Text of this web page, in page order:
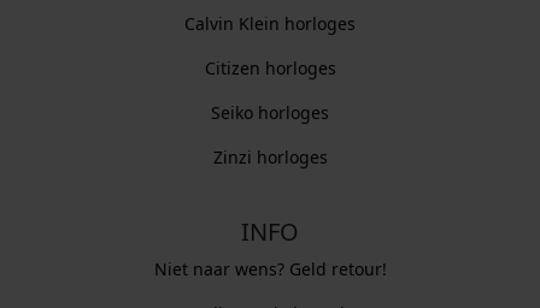
Calvin Klein horloges
Citizen horloges
Seiko horloges
Zinzi horloges
INFO
Niet naar wens? Geld retour!